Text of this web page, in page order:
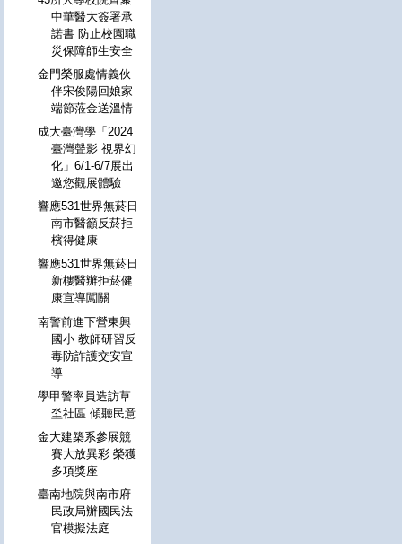
中華醫大簽署承
諾書 防止校園職
災保障師生安全
金門榮服處情義伙
伴宋俊陽回娘家
端節蒞金送溫情
成大臺灣學「2024
臺灣聲影 視界幻
化」6/1-6/7展出
邀您觀展體驗
響應531世界無菸日
南市醫籲反菸拒
檳得健康
響應531世界無菸日
新樓醫辦拒菸健
康宣導闖關
南警前進下營東興
國小 教師研習反
毒防詐護交安宣
導
學甲警率員造訪草
坔社區 傾聽民意
金大建築系參展競
賽大放異彩 榮獲
多項獎座
臺南地院與南市府
民政局辦國民法
官模擬法庭